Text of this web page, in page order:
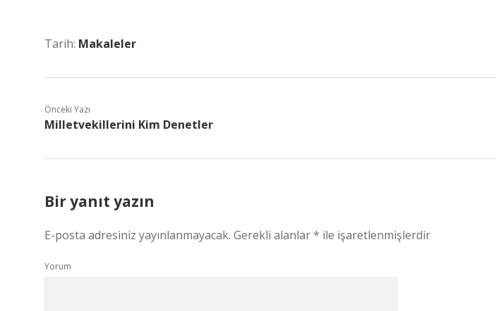
Tarih: Makaleler
Önceki Yazı
Milletvekillerini Kim Denetler
Bir yanıt yazın
E-posta adresiniz yayınlanmayacak. Gerekli alanlar* ile işaretlenmişlerdir
Yorum